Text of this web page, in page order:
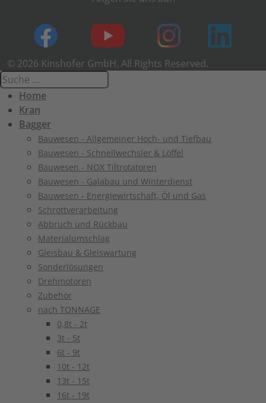
© 2026 Kinshofer GmbH. All Rights Reserved.
Home
Kran
Bagger
Bauwesen - Allgemeiner Hoch- und Tiefbau
Bauwesen - Schnellwechsler & Löffel
Bauwesen - NOX Tiltrotatoren
Bauwesen - Galabau und Winterdienst
Bauwesen - Energiewirtschaft, Öl und Gas
Schrottverarbeitung
Abbruch und Rückbau
Materialumschlag
Gleisbau & Gleiswartung
Sonderlösungen
Drehmotoren
Zubehör
nach TONNAGE
0,8t - 2t
3t - 5t
6t - 9t
10t - 12t
13t - 15t
16t - 19t